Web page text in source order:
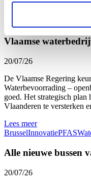
Vlaamse
20/07/26
De Vlaamse Regering
Waterbevoorrading –
goed. Het strategisch
Vlaanderen te versterken
Lees meer
BrusselInnovatiePFAS
Alle nieuwe bussen
20/07/26